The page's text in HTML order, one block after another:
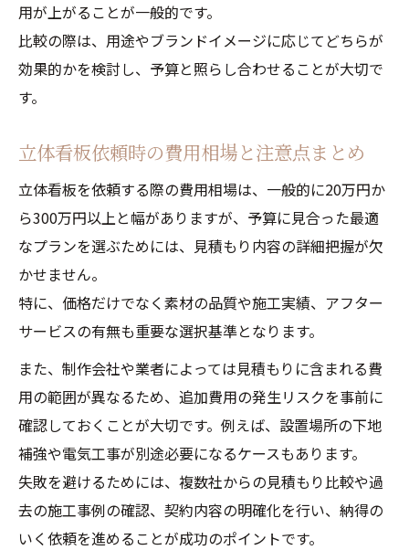
用が上がることが一般的です。
比較の際は、用途やブランドイメージに応じてどちらが
効果的かを検討し、予算と照らし合わせることが大切で
す。
立体看板依頼時の費用相場と注意点まとめ
立体看板を依頼する際の費用相場は、一般的に20万円か
ら300万円以上と幅がありますが、予算に見合った最適
なプランを選ぶためには、見積もり内容の詳細把握が欠
かせません。
特に、価格だけでなく素材の品質や施工実績、アフター
サービスの有無も重要な選択基準となります。
また、制作会社や業者によっては見積もりに含まれる費
用の範囲が異なるため、追加費用の発生リスクを事前に
確認しておくことが大切です。例えば、設置場所の下地
補強や電気工事が別途必要になるケースもあります。
失敗を避けるためには、複数社からの見積もり比較や過
去の施工事例の確認、契約内容の明確化を行い、納得の
いく依頼を進めることが成功のポイントです。